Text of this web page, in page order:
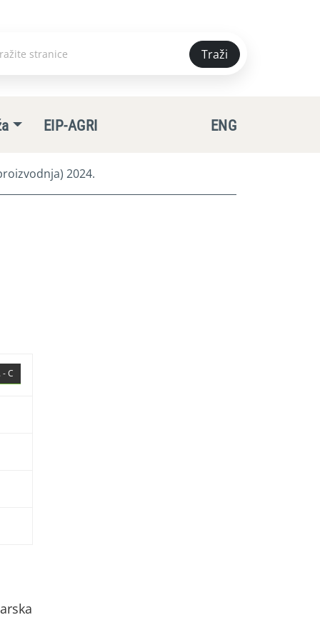
Traži
EIP-AGRI ENG
2024.
C